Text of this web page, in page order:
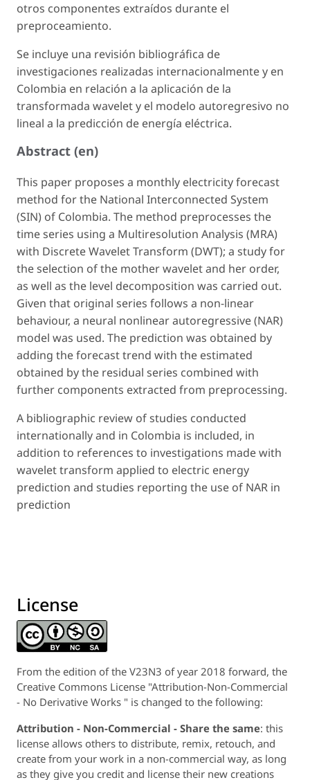
otros componentes extraídos durante el
preproceamiento.
Se incluye una revisión bibliográfica de
investigaciones realizadas internacionalmente y en
Colombia en relación a la aplicación de la
transformada wavelet y el modelo autoregresivo no
lineal a la predicción de energía eléctrica.
Abstract (en)
This paper proposes a monthly electricity forecast
method for the National Interconnected System
(SIN) of Colombia. The method preprocesses the
time series using a Multiresolution Analysis (MRA)
with Discrete Wavelet Transform (DWT); a study for
the selection of the mother wavelet and her order,
as well as the level decomposition was carried out.
Given that original series follows a non-linear
behaviour, a neural nonlinear autoregressive (NAR)
model was used. The prediction was obtained by
adding the forecast trend with the estimated
obtained by the residual series combined with
further components extracted from preprocessing.
A bibliographic review of studies conducted
internationally and in Colombia is included, in
addition to references to investigations made with
wavelet transform applied to electric energy
prediction and studies reporting the use of NAR in
prediction
License
From the edition of the V23N3 of year 2018 forward, the
Creative Commons License "Attribution-Non-Commercial
- No Derivative Works " is changed to the following:
Attribution - Non-Commercial - Share the same: this
license allows others to distribute, remix, retouch, and
create from your work in a non-commercial way, as long
as they give you credit and license their new creations